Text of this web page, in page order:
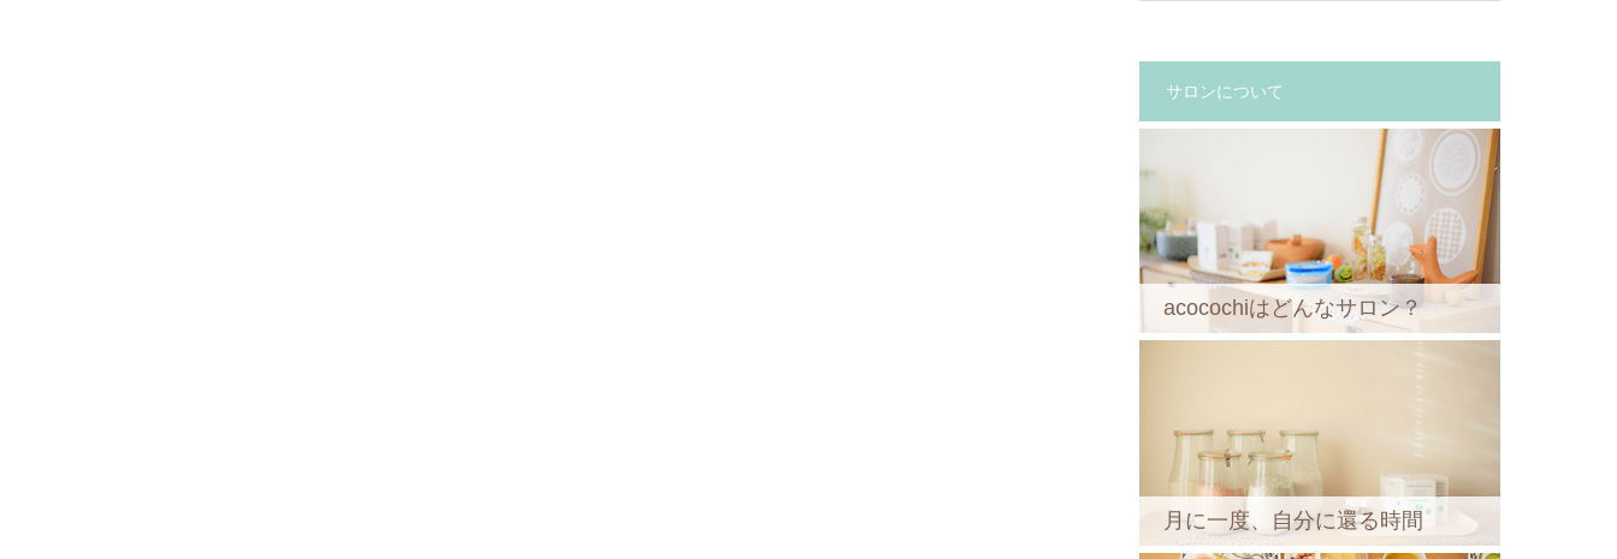
サロンについて
acocochiはどんなサロン？
月に一度、自分に還る時間